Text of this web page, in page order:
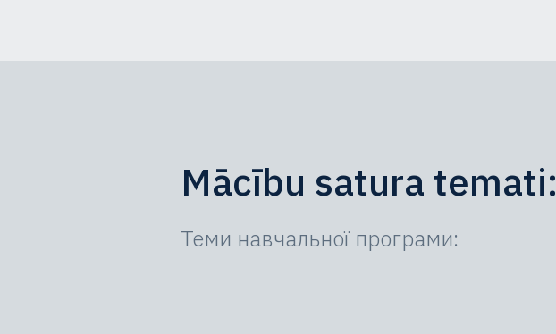
Mācību satura temati:
Теми навчальної програми: